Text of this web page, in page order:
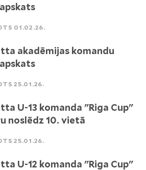
01.02.26.
akadēmijas komandu
25.01.26.
U-13 komanda "Riga Cup"
noslēdz 10. vietā
25.01.26.
U-12 komanda "Riga Cup"